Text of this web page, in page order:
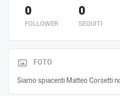
FOLLOWER
0
SEGUITI
0
FOTO
Siamo spiacenti Matteo Corsetti